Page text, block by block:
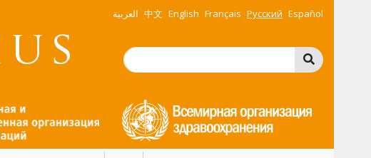
العربية 中文 English Français Русский Español